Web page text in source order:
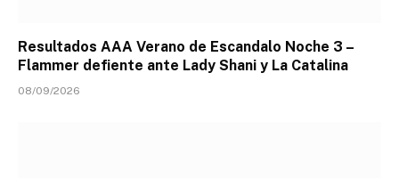
Resultados AAA Verano de Escandalo Noche 3 –
Flammer defiente ante Lady Shani y La Catalina
08/09/2026